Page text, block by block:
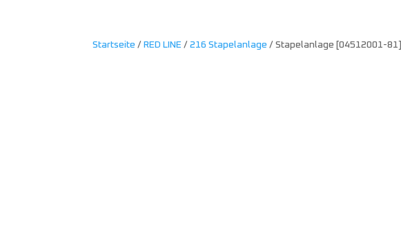
Startseite /RED LINE /216 Stapelanlage / Stapelanlage [04512001-81]